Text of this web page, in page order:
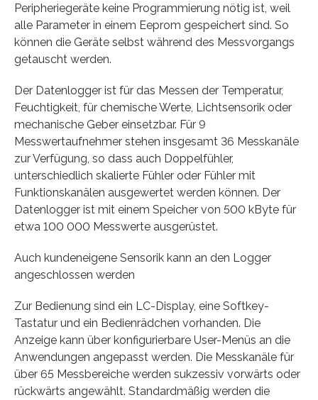
Peripheriegeräte keine Programmierung nötig ist, weil
alle Parameter in einem Eeprom gespeichert sind. So
können die Geräte selbst während des Messvorgangs
getauscht werden.
Der Datenlogger ist für das Messen der Temperatur,
Feuchtigkeit, für chemische Werte, Lichtsensorik oder
mechanische Geber einsetzbar. Für 9
Messwertaufnehmer stehen insgesamt 36 Messkanäle
zur Verfügung, so dass auch Doppelfühler,
unterschiedlich skalierte Fühler oder Fühler mit
Funktionskanälen ausgewertet werden können. Der
Datenlogger ist mit einem Speicher von 500 kByte für
etwa 100 000 Messwerte ausgerüstet.
Auch kundeneigene Sensorik kann an den Logger
angeschlossen werden
Zur Bedienung sind ein LC-Display, eine Softkey-
Tastatur und ein Bedienrädchen vorhanden. Die
Anzeige kann über konfigurierbare User-Menüs an die
Anwendungen angepasst werden. Die Messkanäle für
über 65 Messbereiche werden sukzessiv vorwärts oder
rückwärts angewählt. Standardmäßig werden die